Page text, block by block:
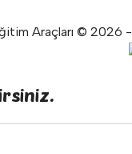
Araçları © 2026 -